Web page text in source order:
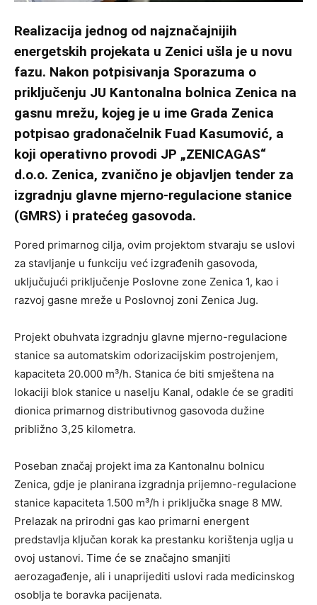
Realizacija jednog od najznačajnijih
energetskih projekata u Zenici ušla je u novu
fazu. Nakon potpisivanja Sporazuma o
priključenju JU Kantonalna bolnica Zenica na
gasnu mrežu, kojeg je u ime Grada Zenica
potpisao gradonačelnik Fuad Kasumović, a
koji operativno provodi JP „ZENICAGAS“
d.o.o. Zenica, zvanično je objavljen tender za
izgradnju glavne mjerno-regulacione stanice
(GMRS) i pratećeg gasovoda.
Pored primarnog cilja, ovim projektom stvaraju se uslovi
za stavljanje u funkciju već izgrađenih gasovoda,
uključujući priključenje Poslovne zone Zenica 1, kao i
razvoj gasne mreže u Poslovnoj zoni Zenica Jug.
Projekt obuhvata izgradnju glavne mjerno-regulacione
stanice sa automatskim odorizacijskim postrojenjem,
kapaciteta 20.000 m³/h. Stanica će biti smještena na
lokaciji blok stanice u naselju Kanal, odakle će se graditi
dionica primarnog distributivnog gasovoda dužine
približno 3,25 kilometra.
Poseban značaj projekt ima za Kantonalnu bolnicu
Zenica, gdje je planirana izgradnja prijemno-regulacione
stanice kapaciteta 1.500 m³/h i priključka snage 8 MW.
Prelazak na prirodni gas kao primarni energent
predstavlja ključan korak ka prestanku korištenja uglja u
ovoj ustanovi. Time će se značajno smanjiti
aerozagađenje, ali i unaprijediti uslovi rada medicinskog
osoblja te boravka pacijenata.